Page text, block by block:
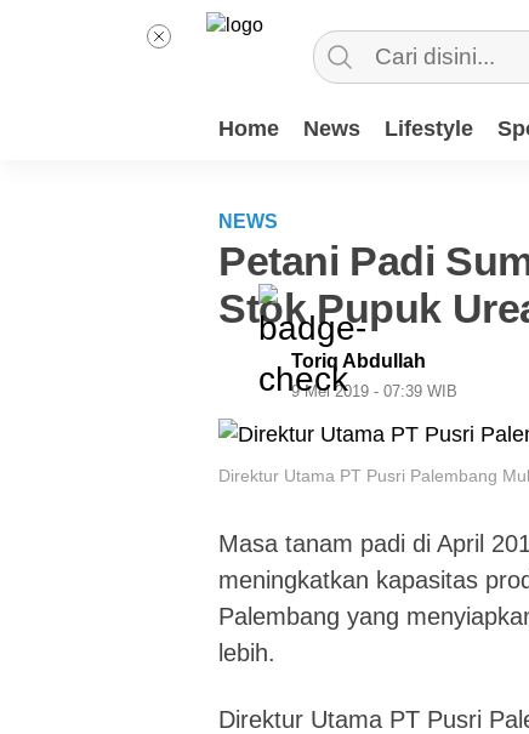
Home News Lifestyle
NEWS
Petani Padi
Stok Pupuk
Toriq Abdullah
9 Mei 2019 - 07:39 WIB
Direktur Utama PT Pusri Palembang
Masa tanam padi di April
meningkatkan kapasitas
Palembang yang
lebih.
Direktur Utama PT Pusri